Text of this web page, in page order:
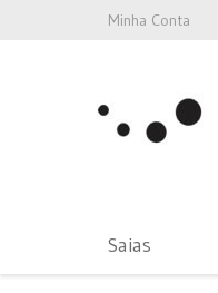
Minha Conta
Saias